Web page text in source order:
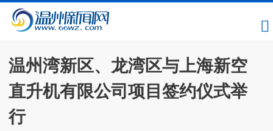
温州湾新区、龙湾区与上海新空
直升机有限公司项目签约仪式举
行